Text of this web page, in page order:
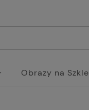
Obrazy na Szkle